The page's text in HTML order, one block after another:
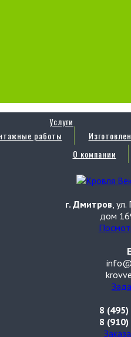
Услуги
работы
О компании
г. Дмитров ,
дом
8
8